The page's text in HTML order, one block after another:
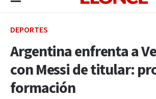
DEPORTES
Argentina enfrenta a
con Messi de titular:
formación